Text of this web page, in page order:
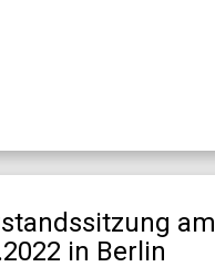
am
in Berlin